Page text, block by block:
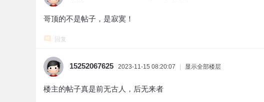
哥顶的不是帖子，是寂寞！
回复
15252067625 2023-11-15 08:20:07 显示全部楼层
楼主的帖子真是前无古人，后无来者